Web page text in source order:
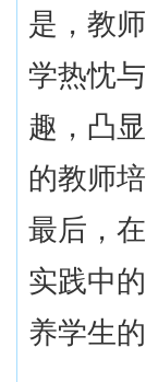
是，教
学热忱
趣，凸
的教师
最后，
实践中
养学生